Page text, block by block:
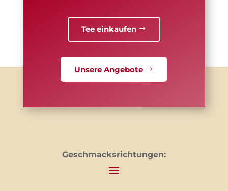
Tee einkaufen
Unsere Angebote
Geschmacksrichtungen: